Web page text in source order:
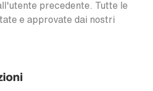
precedente. Tutte le
e approvate dai nostri